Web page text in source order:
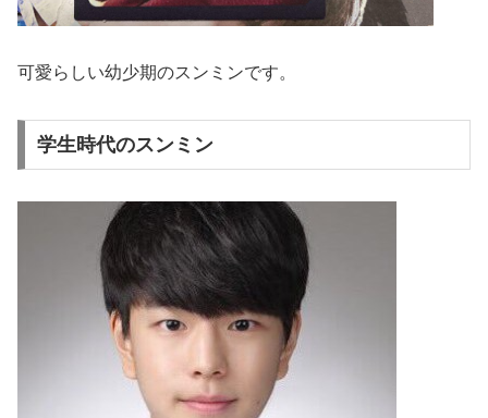
可愛らしい幼少期のスンミンです。
学生時代のスンミン